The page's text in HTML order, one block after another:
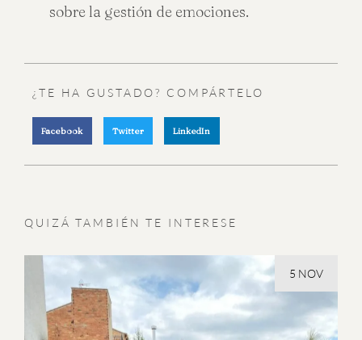
sobre la gestión de emociones.
¿TE HA GUSTADO? COMPÁRTELO
Facebook Twitter LinkedIn
QUIZÁ TAMBIÉN TE INTERESE
5 NOV